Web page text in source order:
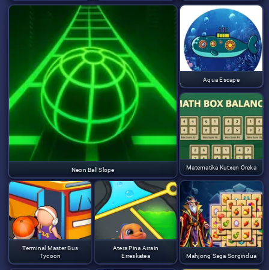
Neon Ball Slope
Aqua Escape
Matematika Kutxen Oreka
Terminal Master Bus
Tycoon
Atera Pina Arrain
Erreskatea
Mahjong Saga Sorgindua